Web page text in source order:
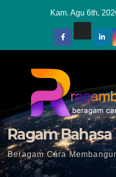
Kam. Agu 6th,
Ragam Bahasa
Beragam Cara